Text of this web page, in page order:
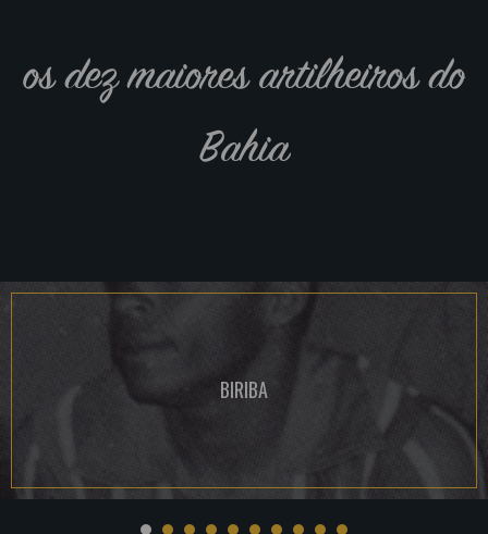
os dez maiores artilheiros do
Bahia
BIRIBA